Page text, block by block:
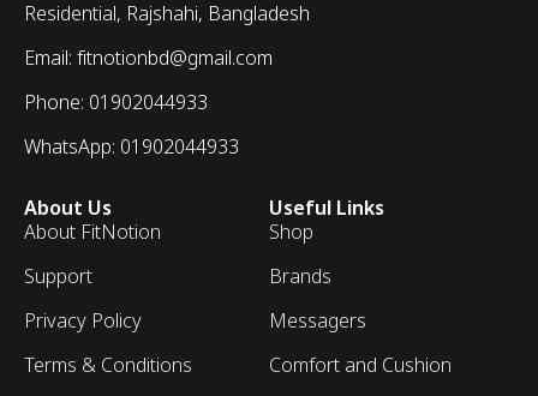
Residential, Rajshahi, Bangladesh
Email: fitnotionbd@gmail.com
Phone: 01902044933
WhatsApp: 01902044933
About Us
About FitNotion
Support
Privacy Policy
Terms & Conditions
Useful Links
Shop
Brands
Messagers
Comfort and Cushion